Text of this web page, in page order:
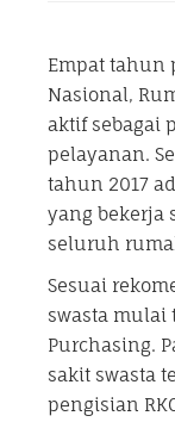
Empat tahun
Nasional,
aktif sebagai
pelayanan.
tahun 2017
yang bekerja
seluruh
Sesuai
swasta mulai
Purchasing.
sakit swasta
pengisian